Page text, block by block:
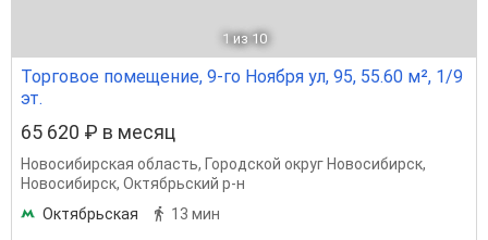
1 из 10
Торговое помещение, 9-го Ноября ул, 95, 55.60 м², 1/9
эт.
65 620 ₽ в месяц
Новосибирская область, Городской округ Новосибирск,
Новосибирск, Октябрьский р-н
Октябрьская
13 мин